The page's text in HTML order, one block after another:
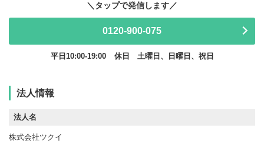
0120-900-075
平日10:00-19:00 休日 土曜日、日曜日、祝日
法人情報
法人名
株式会社ツクイ